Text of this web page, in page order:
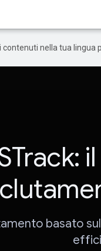
nella tua
basato